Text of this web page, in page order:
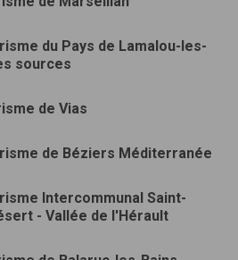
du Pays de Lamalou-les-
sources
de Vias
de Béziers Méditerranée
Intercommunal Saint-
- Vallée de l'Hérault